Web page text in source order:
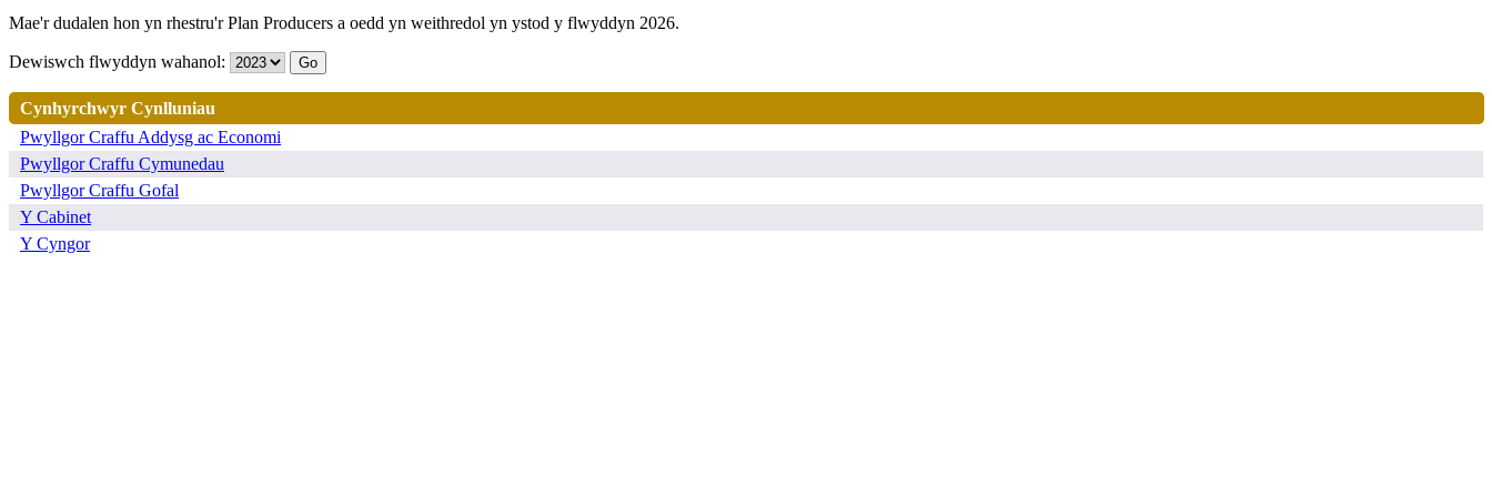
Mae'r dudalen hon yn rhestru'r Plan Producers a oedd yn weithredol yn ystod y flwyddyn 2026.
Dewiswch flwyddyn wahanol:
Cynhyrchwyr Cynlluniau
Pwyllgor Craffu Addysg ac Economi
Pwyllgor Craffu Cymunedau
Pwyllgor Craffu Gofal
Y Cabinet
Y Cyngor